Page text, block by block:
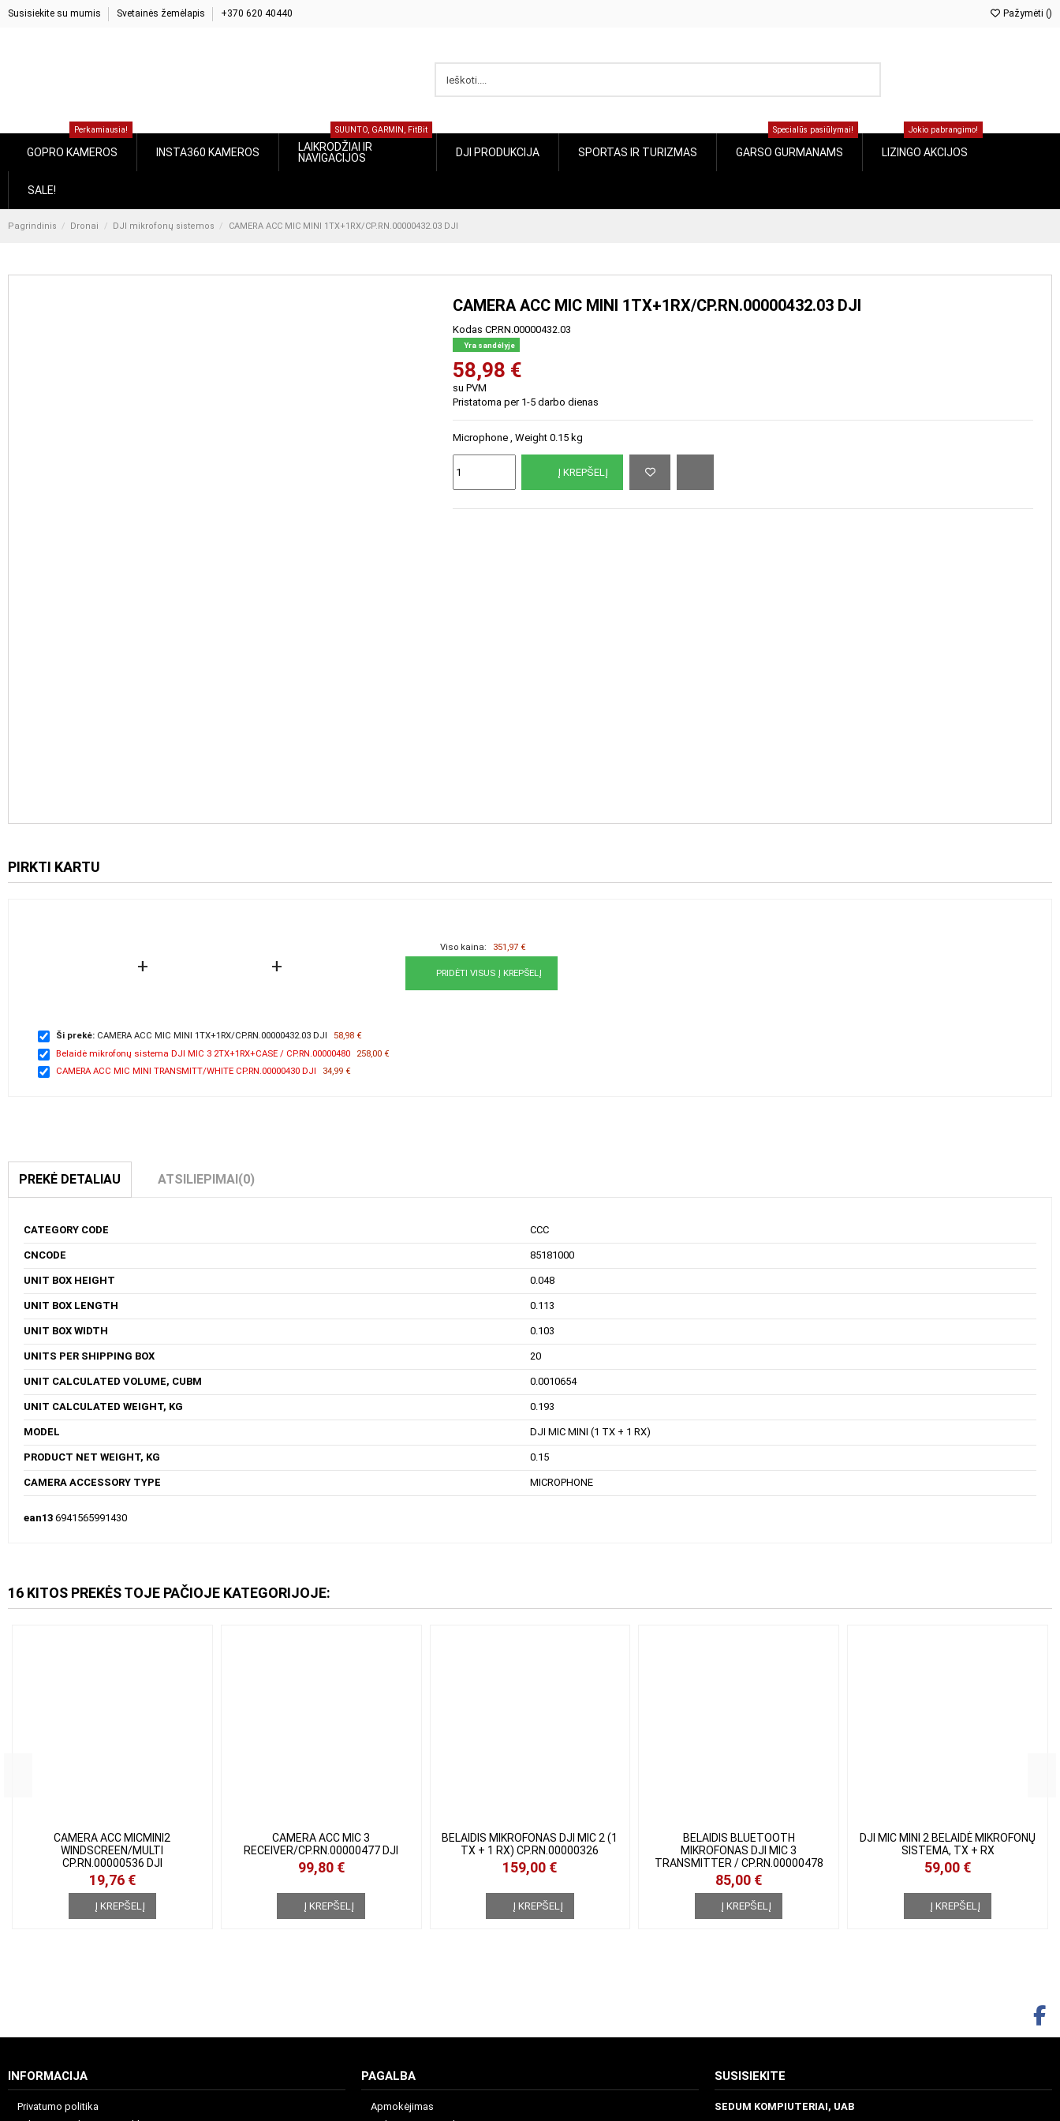
Susisiekite su mumis Svetainės žemėlapis +370 620 40440 Pažymėti ( 0)
GOPRO KAMEROS
Perkamiausia!
INSTA360 KAMEROS
LAIKRODŽIAI IR
NAVIGACIJOS
SUUNTO, GARMIN, FitBit
DJI PRODUKCIJA
SPORTAS IR
TURIZMAS
GARSO GURMANAMS
Specialūs pasiūlymai!
LIZINGO AKCIJOS
Jokio pabrangimo!
SALE!
Pagrindinis Dronai DJI mikrofonų sistemos CAMERA ACC MIC MINI 1TX+1RX/CP.RN.00000432.03 DJI
CAMERA ACC MIC MINI 1TX+1RX/CP.RN.00000432.03 DJI
Kodas CP.RN.00000432.03
Yra sandėlyje
58,98 €
su PVM
Pristatoma per 1-5 darbo dienas
Microphone , Weight 0.15 kg
Į KREPŠELĮ
PIRKTI KARTU
+ +
Viso kaina: 351,97 €
PRIDĖTI VISUS Į KREPŠELĮ
Ši prekė:CAMERA ACC MIC MINI 1TX+1RX/CP.RN.00000432.03 DJI
58,98 €
Belaidė mikrofonų sistema DJI MIC 3 2TX+1RX+CASE / CP.RN.00000480
258,00 €
CAMERA ACC MIC MINI TRANSMITT/WHITE CP.RN.00000430 DJI
34,99 €
PREKĖ DETALIAU ATSILIEPIMAI(0)
CATEGORY CODE CCC
CNCODE 85181000
UNIT BOX HEIGHT 0.048
UNIT BOX LENGTH 0.113
UNIT BOX WIDTH 0.103
UNITS PER SHIPPING BOX 20
UNIT CALCULATED VOLUME, CUBM 0.0010654
UNIT CALCULATED WEIGHT, KG 0.193
MODEL DJI MIC MINI (1 TX + 1 RX)
PRODUCT NET WEIGHT, KG 0.15
CAMERA ACCESSORY TYPE MICROPHONE
ean13 6941565991430
16 KITOS PREKĖS TOJE PAČIOJE KATEGORIJOJE:
CAMERA ACC MICMINI2
WINDSCREEN/MULTI
CP.RN.00000536 DJI
19,76 €
Į KREPŠELĮ
CAMERA ACC MIC 3
RECEIVER/CP.RN.00000477 DJI
99,80 €
Į KREPŠELĮ
BELAIDIS MIKROFONAS DJI MIC 2
(1 TX + 1 RX) CP.RN.00000326
159,00 €
Į KREPŠELĮ
BELAIDIS BLUETOOTH
MIKROFONAS DJI MIC 3
TRANSMITTER / CP.RN.00000478
85,00 €
Į KREPŠELĮ
DJI MIC MINI 2 BELAIDĖ
MIKROFONŲ SISTEMA, TX + RX
59,00 €
Į KREPŠELĮ
INFORMACIJA
Privatumo politika
PAGALBA
Apmokėjimas
SUSISIEKITE
SEDUM KOMPIUTERIAI, UAB